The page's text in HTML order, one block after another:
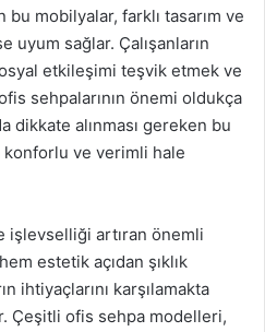
mobilyalar, farklı tasarım ve
uyum sağlar. Çalışanların
etkileşimi teşvik etmek ve
sehpalarının önemi oldukça
dikkate alınması gereken bu
konforlu ve verimli hale
işlevselliği artıran önemli
estetik açıdan şıklık
ihtiyaçlarını karşılamakta
Çeşitli ofis sehpa modelleri,